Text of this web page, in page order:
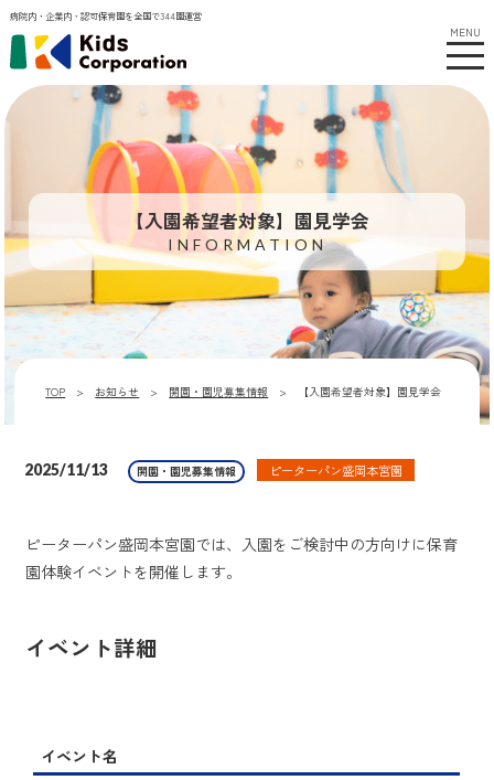
病院内・企業内・認可保育園を全国で344園運営
MENU
【入園希望者対象】園見学会
INFORMATION
TOP お知らせ 開園・園児募集情報 【入園希望者対象】園見学会
2025/11/13 開園・園児募集情報 ピーターパン盛岡本宮園
ピーターパン盛岡本宮園では、入園をご検討中の方向けに保育
園体験イベントを開催します。
イベント詳細
イベント名